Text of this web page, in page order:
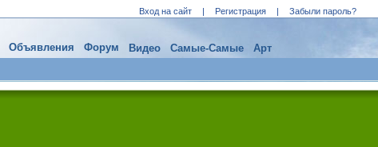
Вход на сайт | Регистрация | Забыли пароль?
Объявления Форум Видео Самые-Самые Арт